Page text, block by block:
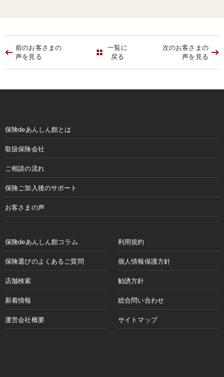
前のお客さまの
声を見る
一覧に
戻る
次のお客さまの
声を見る
保険deあんしん館とは
取扱保険会社
ご相談の流れ
保険ご加入後のサポート
お客さまの声
保険deあんしん館コラム
保険選びのよくあるご質問
店舗検索
新着情報
運営会社概要
利用規約
個人情報保護方針
勧誘方針
総合問い合わせ
サイトマップ